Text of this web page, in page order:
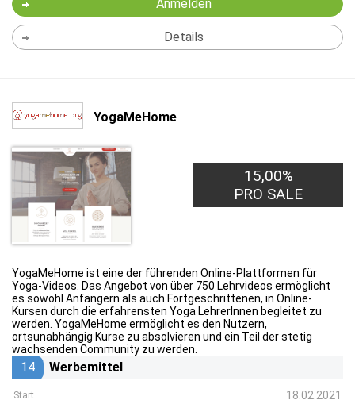
Anmelden
Details
YogaMeHome
15,00%
PRO SALE
YogaMeHome ist eine der führenden Online-Plattformen für
Yoga-Videos. Das Angebot von über 750 Lehrvideos ermöglicht
es sowohl Anfängern als auch Fortgeschrittenen, in Online-
Kursen durch die erfahrensten Yoga LehrerInnen begleitet zu
werden. YogaMeHome ermöglicht es den Nutzern,
ortsunabhängig Kurse zu absolvieren und ein Teil der stetig
wachsenden Community zu werden.
14 Werbemittel
Start 18.02.2021